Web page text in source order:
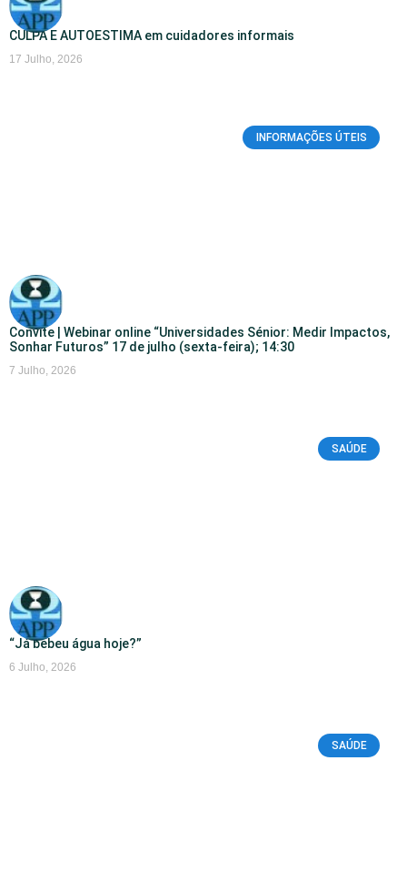
CULPA E AUTOESTIMA em cuidadores informais
17 Julho, 2026
INFORMAÇÕES ÚTEIS
Convite | Webinar online “Universidades Sénior: Medir Impactos,
Sonhar Futuros” 17 de julho (sexta-feira); 14:30
7 Julho, 2026
SAÚDE
“Já bebeu água hoje?”
6 Julho, 2026
SAÚDE